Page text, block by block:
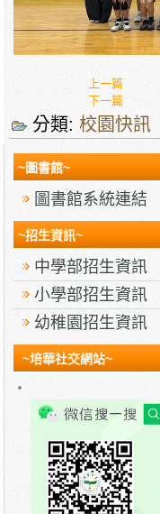
上一篇
下一篇
分類:校園快訊
~圖書館~
圖書館系統連結
~招生資訊~
中學部招生資訊
小學部招生資訊
幼稚園招生資訊
~培華社交網站~